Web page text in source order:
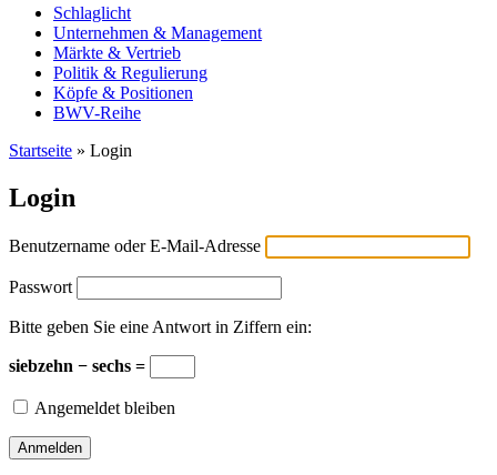
Schlaglicht
Unternehmen & Management
Märkte & Vertrieb
Politik & Regulierung
Köpfe & Positionen
BWV-Reihe
Startseite » Login
Login
Benutzername oder E-Mail-Adresse
Passwort
Bitte geben Sie eine Antwort in Ziffern ein:
siebzehn − sechs =
Angemeldet bleiben